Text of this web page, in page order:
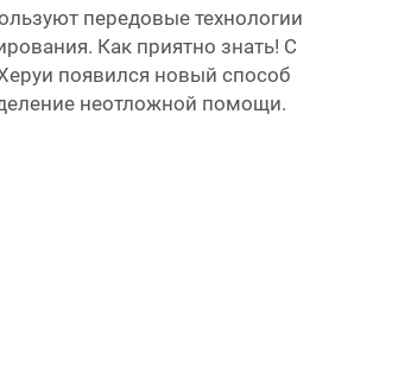
передовые технологии
Как приятно знать! С
появился новый способ
неотложной помощи.